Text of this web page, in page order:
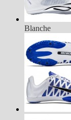
Blanche